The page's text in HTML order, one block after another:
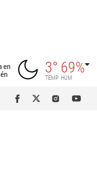
en
3°
TEMP
69%
HUM